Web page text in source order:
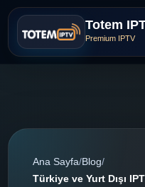
Totem
Premium IPTV
Ana Sayfa/Blog/
Türkiye ve Yurt Dışı